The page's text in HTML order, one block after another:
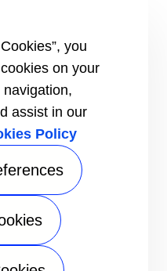
you
on your
assist in our
Policy